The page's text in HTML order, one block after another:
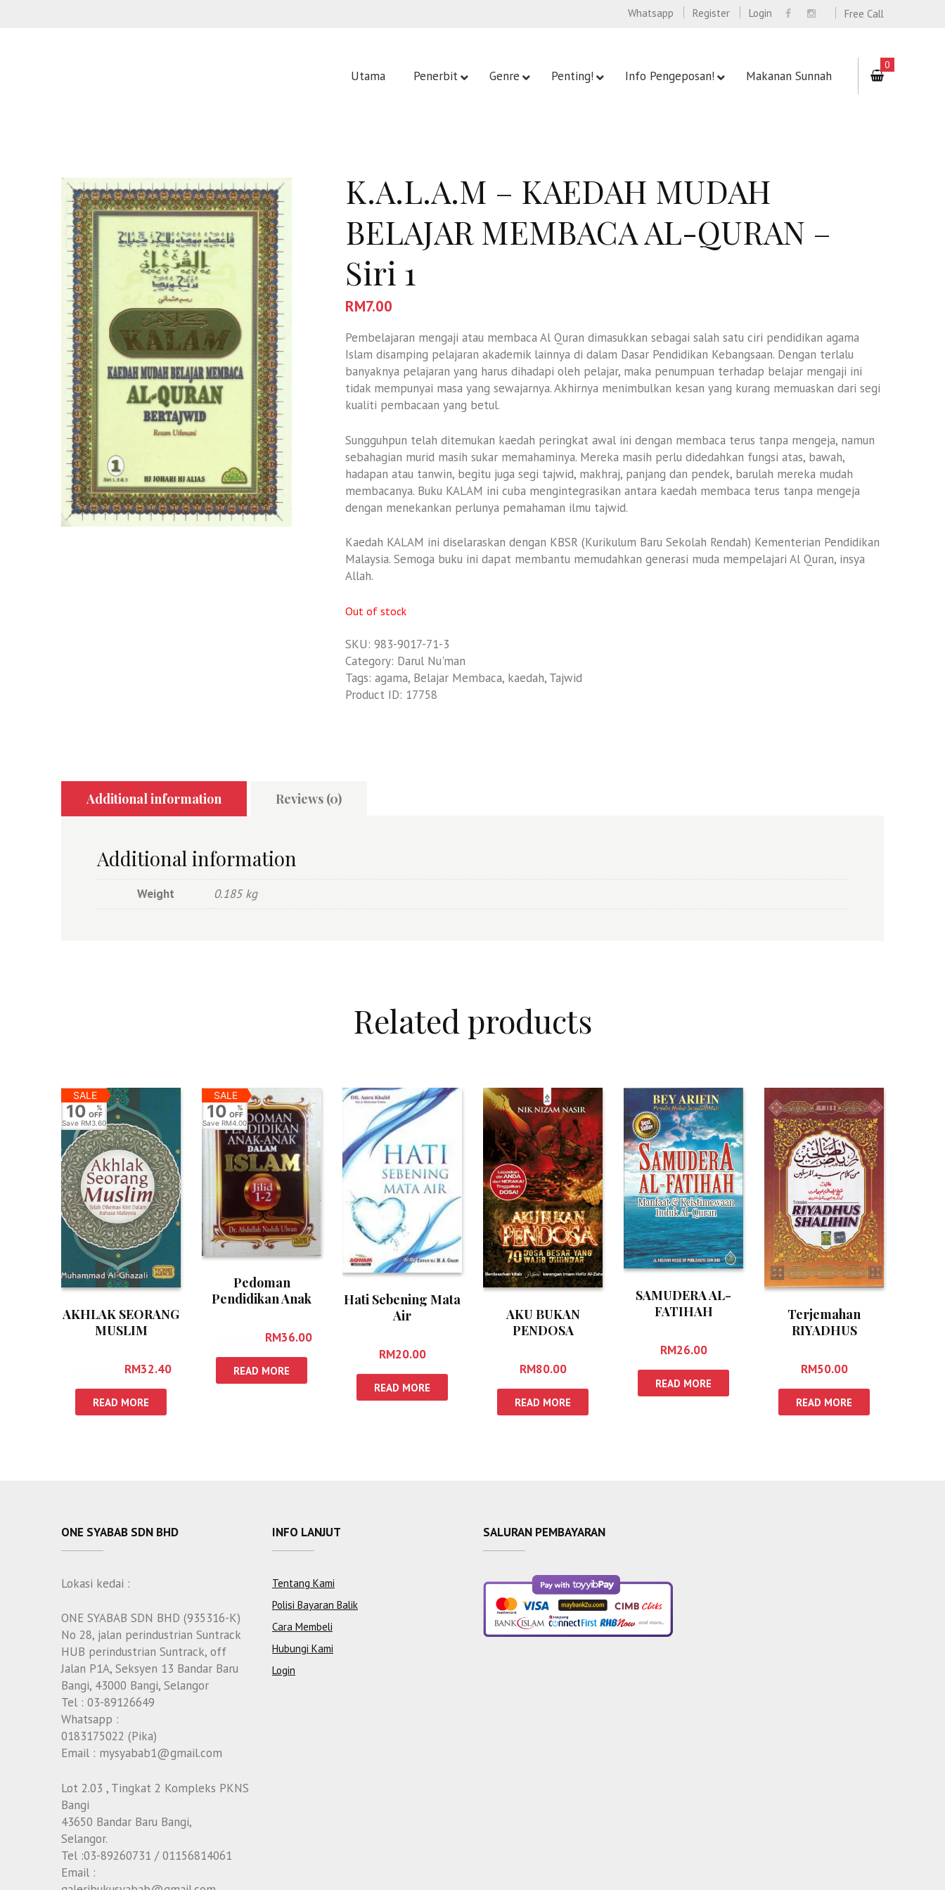
Free Call
Whatsapp Register Login
Utama Penerbit Genre Penting! Info Pengeposan! Makanan Sunnah
0
K.A.L.A.M – KAEDAH MUDAH
BELAJAR MEMBACA AL-QURAN –
Siri 1
RM7.00
Pembelajaran mengaji atau membaca Al Quran dimasukkan sebagai salah satu ciri pendidikan agama
Islam disamping pelajaran akademik lainnya di dalam Dasar Pendidikan Kebangsaan. Dengan terlalu
banyaknya pelajaran yang harus dihadapi oleh pelajar, maka penumpuan terhadap belajar mengaji ini
tidak mempunyai masa yang sewajarnya. Akhirnya menimbulkan kesan yang kurang memuaskan dari segi
kualiti pembacaan yang betul.
Sungguhpun telah ditemukan kaedah peringkat awal ini dengan membaca terus tanpa mengeja, namun
sebahagian murid masih sukar memahaminya. Mereka masih perlu didedahkan fungsi atas, bawah,
hadapan atau tanwin, begitu juga segi tajwid, makhraj, panjang dan pendek, barulah mereka mudah
membacanya. Buku KALAM ini cuba mengintegrasikan antara kaedah membaca terus tanpa mengeja
dengan menekankan perlunya pemahaman ilmu tajwid.
Kaedah KALAM ini diselaraskan dengan KBSR (Kurikulum Baru Sekolah Rendah) Kementerian Pendidikan
Malaysia. Semoga buku ini dapat membantu memudahkan generasi muda mempelajari Al Quran, insya
Allah.
Out of stock
SKU: 983-9017-71-3
Category: Darul Nu'man
Tags: agama, Belajar Membaca, kaedah, Tajwid
Product ID: 17758
Additional information Reviews (0)
Additional information
Weight 0.185 kg
Related products
SALE
10
%
OFF
Save RM3.60
AKHLAK SEORANG
MUSLIM
RM32.40
READ MORE
SALE
10
%
OFF
Save RM4.00
Pedoman
Pendidikan Anak
Jilid 1-2
RM36.00
READ MORE
Hati Sebening Mata
Air
RM20.00
READ MORE
AKU BUKAN
PENDOSA
RM80.00
READ MORE
SAMUDERA AL-
FATIHAH
RM26.00
READ MORE
Terjemahan
RIYADHUS
2
RM50.00
READ MORE
ONE SYABAB SDN BHD
Lokasi kedai :
ONE SYABAB SDN BHD (935316-K)
No 28, jalan perindustrian Suntrack
HUB perindustrian Suntrack, off
Jalan P1A, Seksyen 13 Bandar Baru
Bangi, 43000 Bangi, Selangor
Tel : 03-89126649
Whatsapp :
0183175022 (Pika)
Email : mysyabab1@gmail.com
Lot 2.03 , Tingkat 2 Kompleks PKNS
Bangi
43650 Bandar Baru Bangi,
Selangor.
Tel :03-89260731 / 01156814061
Email :
INFO LANJUT
Tentang Kami
Polisi Bayaran Balik
Cara Membeli
Hubungi Kami
Login
SALURAN PEMBAYARAN